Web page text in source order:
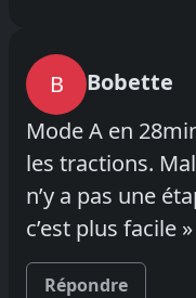
B
Bobette
Mode A en
les tractions.
n’y a pas une
c’est plus facile
Répondre